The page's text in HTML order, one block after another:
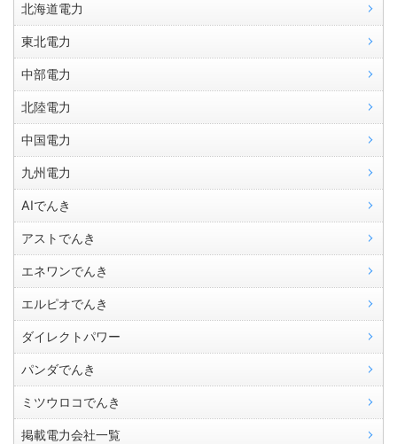
北海道電力
東北電力
中部電力
北陸電力
中国電力
九州電力
AIでんき
アストでんき
エネワンでんき
エルピオでんき
ダイレクトパワー
パンダでんき
ミツウロコでんき
掲載電力会社一覧